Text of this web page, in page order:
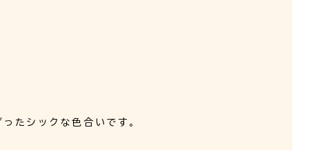
ったシックな色合いです。